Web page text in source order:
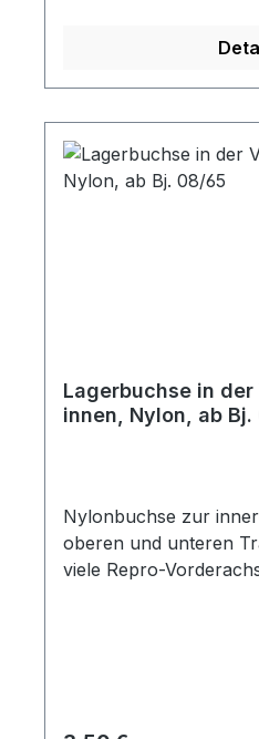
Lagerbuchse in
innen, Nylon, ab
Nylonbuchse zur
oberen und unteren
viele Repro-
andere Möglichkeit der